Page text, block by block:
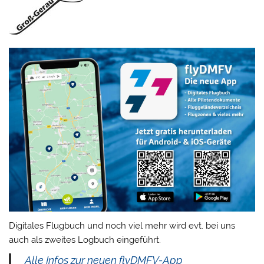
Digitales Flugbuch und noch viel mehr wird evt. bei uns
auch als zweites Logbuch eingeführt.
Alle Infos zur neuen flyDMFV-App